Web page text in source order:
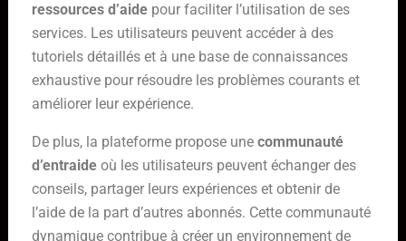
ressources d’aidepour faciliter l’utilisation de ses
services. Les utilisateurs peuvent accéder à des
tutoriels détaillés et à une base de connaissances
exhaustive pour résoudre les problèmes courants et
améliorer leur expérience.
De plus, la plateforme propose une communauté
d’entraideoù les utilisateurs peuvent échanger des
conseils, partager leurs expériences et obtenir de
l’aide de la part d’autres abonnés. Cette communauté
dynamique contribue à créer un environnement de